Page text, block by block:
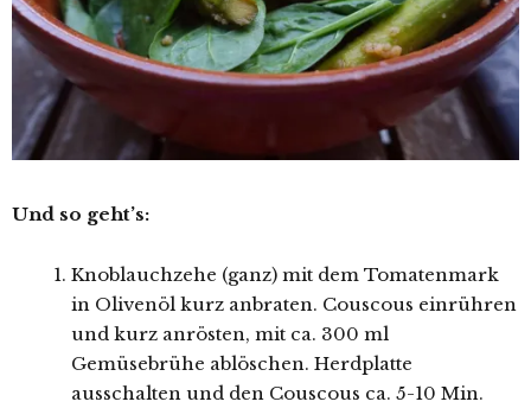
Und so geht’s:
Knoblauchzehe (ganz) mit dem Tomatenmark
in Olivenöl kurz anbraten. Couscous einrühren
und kurz anrösten, mit ca. 300 ml
Gemüsebrühe ablöschen. Herdplatte
ausschalten und den Couscous ca. 5-10 Min.